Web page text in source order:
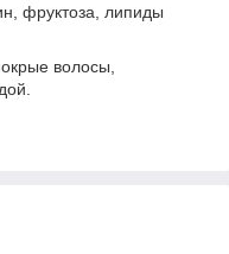
фруктоза, липиды
волосы,
водой.